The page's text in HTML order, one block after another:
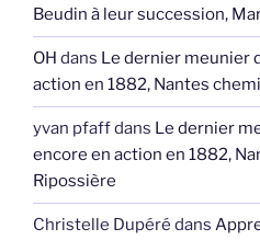
Beudin à leur succession,
OH dans Le dernier meunier
action en 1882, Nantes
yvan pfaffdans Le dernier
encore en action en 1882,
Ripossière
Christelle Dupéré dans